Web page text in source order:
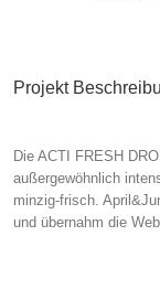
Projekt
Die ACTI FRESH
außergewöhnlich
minzig-frisch.
und übernahm die